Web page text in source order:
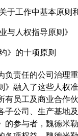
理
明
性
于工作中基本原则
与人权指导原则》
》的十项原则
负责任的公司治理
》融入了这些人权
有员工及商业合作
子公司、生产基地
的参与者，魏德米